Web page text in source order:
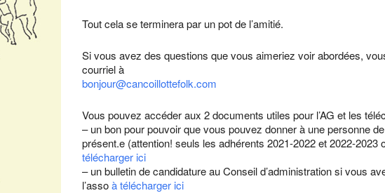
Tout cela se terminera par un pot de l’amitié.
Si vous avez des questions que vous aimeriez voir abordées,
courriel à
bonjour@cancoillottefolk.com
Vous pouvez accéder aux 2 documents utiles pour l’AG et les
– un bon pour pouvoir que vous pouvez donner à une personne
présent.e (attention! seuls les adhérents 2021-2022 et 2022-2023
télécharger ici
– un bulletin de candidature au Conseil d’administration si vous
l’assoà télécharger ici